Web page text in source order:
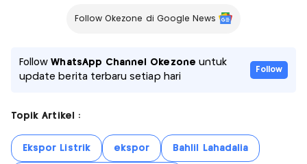
Follow Okezone di Google News
FollowWhatsApp Channel Okezone untuk
update berita terbaru setiap hari
Follow
Topik Artikel :
Ekspor Listrik ekspor Bahlil Lahadalia